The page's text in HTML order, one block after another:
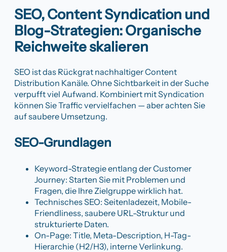
SEO, Content Syndication und
Blog-Strategien: Organische
Reichweite skalieren
SEO ist das Rückgrat nachhaltiger Content
Distribution Kanäle. Ohne Sichtbarkeit in der Suche
verpufft viel Aufwand. Kombiniert mit Syndication
können Sie Traffic vervielfachen — aber achten Sie
auf saubere Umsetzung.
SEO-Grundlagen
Keyword-Strategie entlang der Customer
Journey: Starten Sie mit Problemen und
Fragen, die Ihre Zielgruppe wirklich hat.
Technisches SEO: Seitenladezeit, Mobile-
Friendliness, saubere URL-Struktur und
strukturierte Daten.
On-Page: Title, Meta-Description, H-Tag-
Hierarchie (H2/H3), interne Verlinkung.